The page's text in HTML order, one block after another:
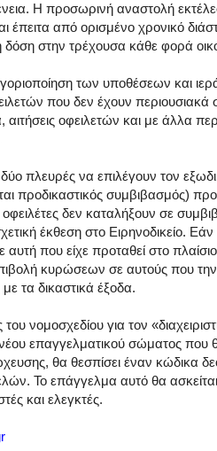
Η προσωρινή αναστολή
έπειτα από ορισμένο χρονικό
στην τρέχουσα κάθε φορά
των υποθέσεων και
που δεν έχουν περιουσιακά
αιτήσεις οφειλετών και με άλλα
δύο πλευρές να επιλέγουν τον
προδικαστικός συμβιβασμός)
οφειλέτες δεν καταλήξουν σε
έκθεση στο Ειρηνοδικείο.
αυτή που είχε προταθεί στο
κυρώσεων σε αυτούς που
τα δικαστικά έξοδα.
του νομοσχεδίου για τον
επαγγελματικού σώματος που
θα θεσπίσει έναν κώδικα
Το επάγγελμα αυτό θα
και ελεγκτές.